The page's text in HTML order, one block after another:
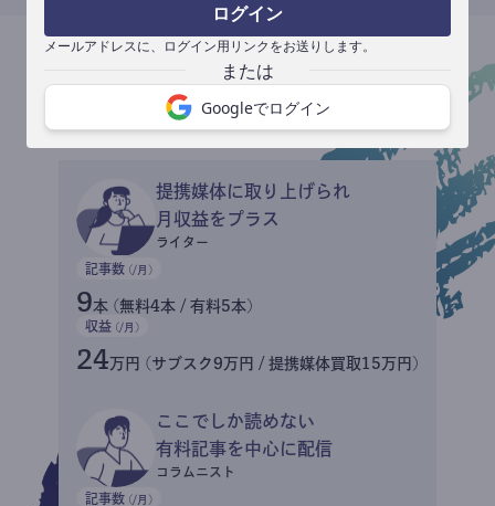
ログイン
メールアドレスに、ログイン用リンクをお送りします。
Googleでログイン
収益イメージ
提携媒体に取り上げられ
月収益をプラス
ライター
記事数 (/月)
9本 (無料4本 / 有料5本)
収益 (/月)
24万円 (サブスク9万円 / 提携媒体買取15万円)
ここでしか読めない
有料記事を中心に配信
コラムニスト
記事数 (/月)